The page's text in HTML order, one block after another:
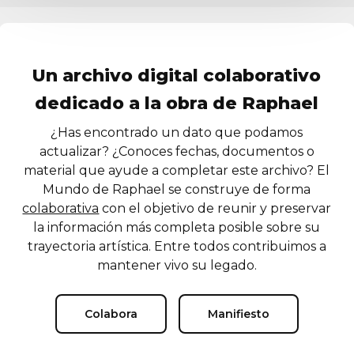
Un archivo digital colaborativo
dedicado a la obra de Raphael
¿Has encontrado un dato que podamos
actualizar? ¿Conoces fechas, documentos o
material que ayude a completar este archivo? El
Mundo de Raphael se construye de forma
colaborativa con el objetivo de reunir y preservar
la información más completa posible sobre su
trayectoria artística. Entre todos contribuimos a
mantener vivo su legado.
Colabora Manifiesto